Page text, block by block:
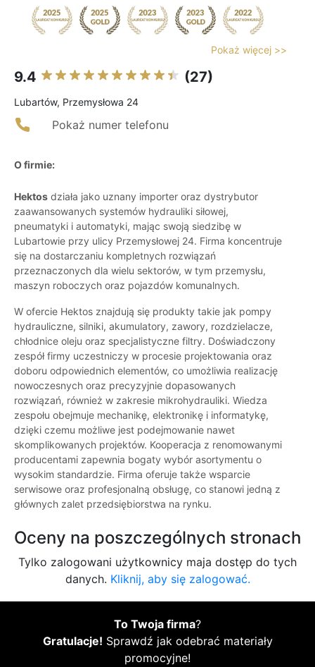
Pokaż więcej >>
9.4 (27)
Lubartów, Przemysłowa 24
Pokaż numer telefonu
O firmie:
Hektos działa jako uznany importer oraz dystrybutor
zaawansowanych systemów hydrauliki siłowej,
pneumatyki i automatyki, mając swoją siedzibę w
Lubartowie przy ulicy Przemysłowej 24. Firma koncentruje
się na dostarczaniu kompletnych rozwiązań
przeznaczonych dla wielu sektorów, w tym przemysłu,
maszyn roboczych oraz pojazdów komunalnych.
W ofercie Hektos znajdują się produkty takie jak pompy
hydrauliczne, silniki, akumulatory, zawory, rozdzielacze,
chłodnice oleju oraz specjalistyczne filtry. Doświadczony
zespół firmy uczestniczy w procesie projektowania oraz
doboru odpowiednich elementów, co umożliwia realizację
nowoczesnych oraz precyzyjnie dopasowanych
rozwiązań, również w zakresie mikrohydrauliki. Wiedza
zespołu obejmuje mechanikę, elektronikę i informatykę,
dzięki czemu możliwe jest podejmowanie nawet
skomplikowanych projektów. Kooperacja z renomowanymi
producentami zapewnia bogaty wybór asortymentu o
wysokim standardzie. Firma oferuje także wsparcie
serwisowe oraz profesjonalną obsługę, co stanowi jedną z
głównych zalet przedsiębiorstwa na rynku.
Oceny na poszczególnych stronach
Tylko zalogowani użytkownicy maja dostęp do tych
danych. Kliknij, aby się zalogować.
To Twoja firma?
Gratulacje! Sprawdź jak odebrać materiały
promocyjne!